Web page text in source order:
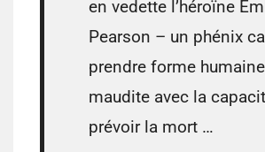
en vedette l’héroïne
Pearson – un phénix
prendre forme
maudite avec la
prévoir la mort …